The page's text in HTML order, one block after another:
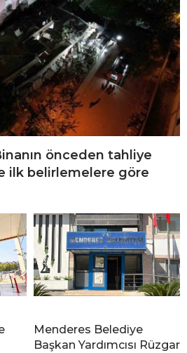
önceden tahliye
ilk belirlemelere göre
Menderes Belediye
Başkan Yardımcısı Rüzgar